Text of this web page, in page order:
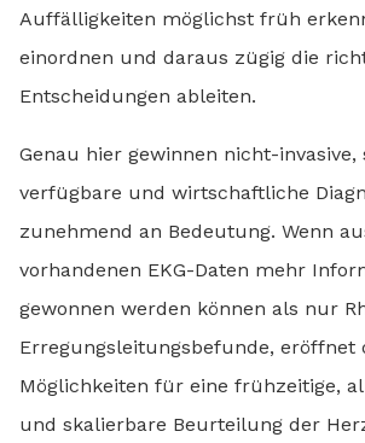
Auffälligkeiten möglichst früh
einordnen und daraus zügig die
Entscheidungen ableiten.
Genau hier gewinnen nicht-invasive,
verfügbare und wirtschaftliche
zunehmend an Bedeutung. Wenn
vorhandenen EKG-Daten mehr
gewonnen werden können als nur
Erregungsleitungsbefunde, eröffnet
Möglichkeiten für eine frühzeitige,
und skalierbare Beurteilung der